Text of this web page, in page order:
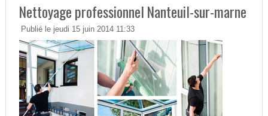
Nettoyage professionnel Nanteuil-sur-marne
Publié le jeudi 15 juin 2014 11:33